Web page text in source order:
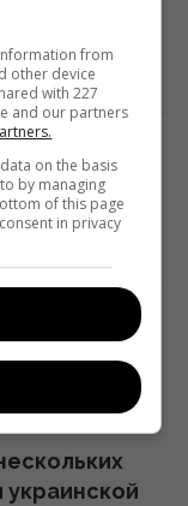
улетучился,
эксперт
какую сумму
военную
1 сентября
украинской
from
other device
with 227
and our partners
on the basis
by managing
of this page
in privacy